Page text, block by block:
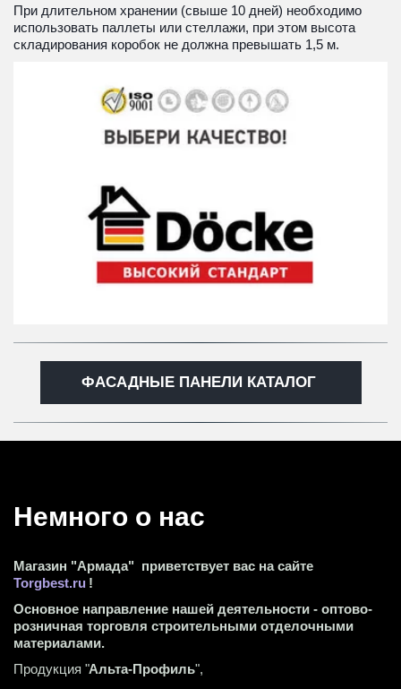
При длительном хранении (свыше 10 дней) необходимо
использовать паллеты или стеллажи, при этом высота
складирования коробок не должна превышать 1,5 м.
ФАСАДНЫЕ ПАНЕЛИ КАТАЛОГ
Немного о нас
Магазин "Армада"  приветствует вас на сайте
Torgbest.ru !
Основное направление нашей деятельности - оптово-
розничная торговля строительными отделочными
материалами.
Продукция "Альта-Профиль",